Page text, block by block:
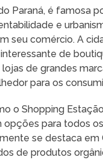
Paraná, é famosa
e
seu comércio. A
de
de grandes
para os
o Shopping
opções para todos
se destaca em
de produtos